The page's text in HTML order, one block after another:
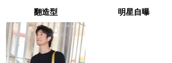
翻造型 明星自曝